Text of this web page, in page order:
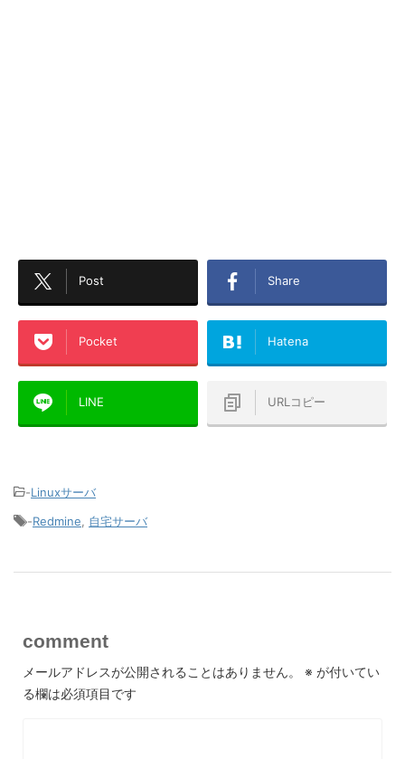
Post Share
Pocket Hatena
LINE URLコピー
-Linuxサーバ
-Redmine 自宅サーバ
comment
メールアドレスが公開されることはありません。 ※ が付いてい
る欄は必須項目です